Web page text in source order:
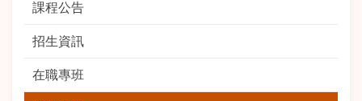
課程公告
招生資訊
在職專班